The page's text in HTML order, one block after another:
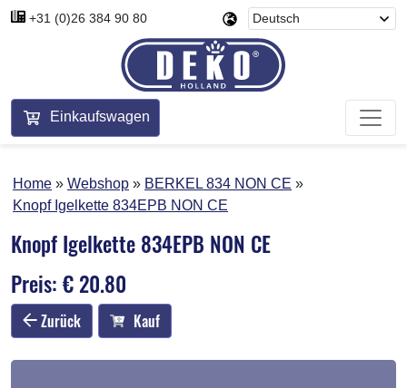
+31 (0)26 384 90 80
Einkaufswagen
Home Webshop
BERKEL 834 NON CE
Knopf Igelkette 834EPB NON CE
Knopf Igelkette 834EPB NON CE
Preis: € 20.80
Zurück Kauf